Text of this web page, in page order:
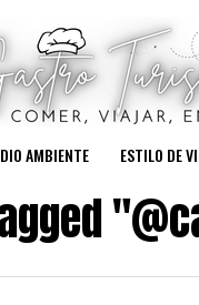
AMBIENTE ESTILO DE